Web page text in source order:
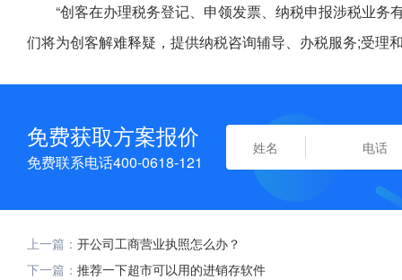
“创客在办理税务登记、申领发票、纳税申报涉税业
们将为创客解难释疑，提供纳税咨询辅导、办税服务;受理
免费获取方案报价
免费联系电话400-0618-121
上一篇： 开公司工商营业执照怎么办？
下一篇： 推荐一下超市可以用的进销存软件